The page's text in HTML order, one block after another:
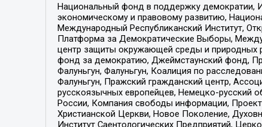
Национальный фонд в поддержку демократии,
экономическому и правовому развитию,
Международный Республиканский Институт,
Платформа за Демократические Выборы,
центр защиты окружающей среды и природных
фонд за демократию, Джеймстаунский фонд,
Фалуньгун, Фалуньгун, Коалиция по
Фалуньгун, Пражский гражданский центр,
русскоязычных европейцев, Немецко-
России, Компания свободы информации, Проект
Христианской Церкви, Новое Поколение,
Институт Саентологических Предприятий,